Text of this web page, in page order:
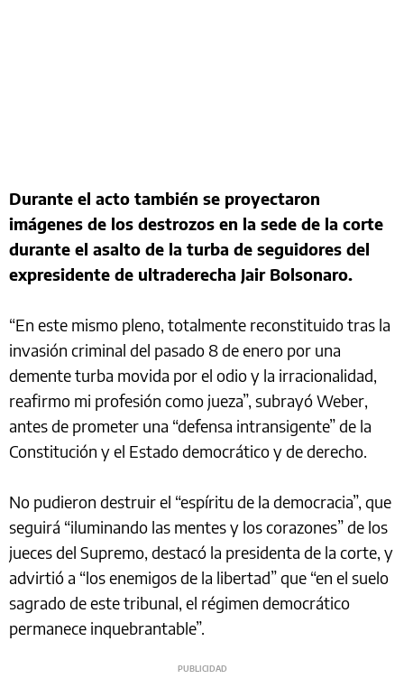
Durante el acto también se proyectaron
imágenes de los destrozos en la sede de la corte
durante el asalto de la turba de seguidores del
expresidente de ultraderecha Jair Bolsonaro.
“En este mismo pleno, totalmente reconstituido tras la
invasión criminal del pasado 8 de enero por una
demente turba movida por el odio y la irracionalidad,
reafirmo mi profesión como jueza”, subrayó Weber,
antes de prometer una “defensa intransigente” de la
Constitución y el Estado democrático y de derecho.
No pudieron destruir el “espíritu de la democracia”, que
seguirá “iluminando las mentes y los corazones” de los
jueces del Supremo, destacó la presidenta de la corte, y
advirtió a “los enemigos de la libertad” que “en el suelo
sagrado de este tribunal, el régimen democrático
permanece inquebrantable”.